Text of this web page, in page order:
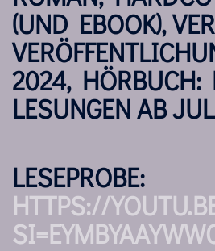
(UND EBOOK),
2024, HÖRBUCH:
LESUNGEN AB
LESEPROBE:
HTTPS://